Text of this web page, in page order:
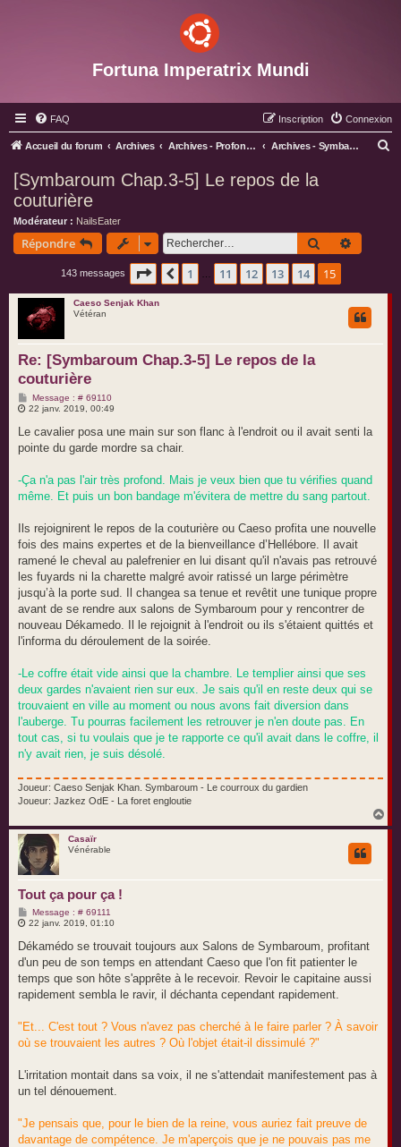
Fortuna Imperatrix Mundi
FAQ Connexion
Inscription
Accueil du forum Archives Archives - Profondeurs Archives - Symbaroum
h
[Symbaroum Chap.3-5] Le repos de la
couturière
Modérateur : NailsEater
Répondre Rechercher
143 messages Page 15 15
Précédent
1 11 12 13 14 15
Caeso Senjak Khan
Vétéran
Re: [Symbaroum Chap.3-5] Le repos de la
couturière
Message : # 69110M
e
s
g
22 janv. 2019, 00:49
Le cavalier posa une main sur son flanc à l'endroit ou il avait senti la
pointe du garde mordre sa chair.
-Ça n'a pas l'air très profond. Mais je veux bien que tu vérifies quand
même. Et puis un bon bandage m'évitera de mettre du sang partout.
Ils rejoignirent le repos de la couturière ou Caeso profita une nouvelle
fois des mains expertes et de la bienveillance d’Hellébore. Il avait
ramené le cheval au palefrenier en lui disant qu'il n'avais pas retrouvé
les fuyards ni la charette malgré avoir ratissé un large périmètre
jusqu’à la porte sud. Il changea sa tenue et revêtit une tunique propre
avant de se rendre aux salons de Symbaroum pour y rencontrer de
nouveau Dékamedo. Il le rejoignit à l'endroit ou ils s'étaient quittés et
l'informa du déroulement de la soirée.
-Le coffre était vide ainsi que la chambre. Le templier ainsi que ses
deux gardes n'avaient rien sur eux. Je sais qu'il en reste deux qui se
trouvaient en ville au moment ou nous avons fait diversion dans
l'auberge. Tu pourras facilement les retrouver je n'en doute pas. En
tout cas, si tu voulais que je te rapporte ce qu'il avait dans le coffre, il
n'y avait rien, je suis désolé.
Joueur: Caeso Senjak Khan. Symbaroum - Le courroux du gardien
Joueur: Jazkez OdE - La foret engloutie
a
Casaïr
Vénérable
Tout ça pour ça !
Message : # 69111
e
s
g
e
22 janv. 2019, 01:10
Dékamédo se trouvait toujours aux Salons de Symbaroum, profitant
d'un peu de son temps en attendant Caeso que l'on fit patienter le
temps que son hôte s'apprête à le recevoir. Revoir le capitaine aussi
rapidement sembla le ravir, il déchanta cependant rapidement.
"Et... C'est tout ? Vous n'avez pas cherché à le faire parler ? À savoir
où se trouvaient les autres ? Où l'objet était-il dissimulé ?"
L'irritation montait dans sa voix, il ne s'attendait manifestement pas à
un tel dénouement.
"Je pensais que, pour le bien de la reine, vous auriez fait preuve de
davantage de compétence. Je m'aperçois que je ne pouvais pas me